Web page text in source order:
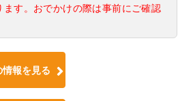
す。おでかけの際は事前にご確認
報を見る